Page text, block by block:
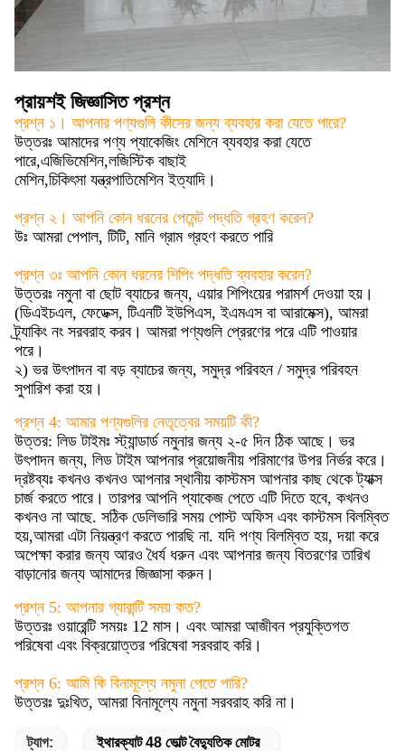
প্রায়শই জিজ্ঞাসিত প্রশ্ন
প্রশ্ন ১। আপনার পণ্যগুলি কীসের জন্য ব্যবহার করা যেতে পারে?
উত্তরঃ আমাদের পণ্য প্যাকেজিং মেশিনে ব্যবহার করা যেতে
পারে,এজিভিমেশিন,লজিস্টিক বাছাই
মেশিন,চিকিৎসা যন্ত্রপাতিমেশিন ইত্যাদি।
প্রশ্ন ২। আপনি কোন ধরনের পেমেন্ট পদ্ধতি গ্রহণ করেন?
উঃ আমরা পেপাল, টিটি, মানি গ্রাম গ্রহণ করতে পারি
প্রশ্ন ৩ঃ আপনি কোন ধরনের শিপিং পদ্ধতি ব্যবহার করেন?
উত্তরঃ নমুনা বা ছোট ব্যাচের জন্য, এয়ার শিপিংয়ের পরামর্শ দেওয়া হয়।
(ডিএইচএল, ফেডেক্স, টিএনটি ইউপিএস, ইএমএস বা আরামেক্স), আমরা
ট্র্যাকিং নং সরবরাহ করব। আমরা পণ্যগুলি প্রেরণের পরে এটি পাওয়ার
পরে।
২) ভর উৎপাদন বা বড় ব্যাচের জন্য, সমুদ্র পরিবহন / সমুদ্র পরিবহন
সুপারিশ করা হয়।
প্রশ্ন 4: আমার পণ্যগুলির নেতৃত্বের সময়টি কী?
উত্তর: লিড টাইমঃ স্ট্যান্ডার্ড নমুনার জন্য ২-৫ দিন ঠিক আছে। ভর
উৎপাদন জন্য, লিড টাইম আপনার প্রয়োজনীয় পরিমাণের উপর নির্ভর করে।
দ্রষ্টব্যঃ কখনও কখনও আপনার স্থানীয় কাস্টমস আপনার কাছ থেকে ট্যাক্স
চার্জ করতে পারে। তারপর আপনি প্যাকেজ পেতে এটি দিতে হবে, কখনও
কখনও না আছে. সঠিক ডেলিভারি সময় পোস্ট অফিস এবং কাস্টমস বিলম্বিত
হয়,আমরা এটা নিয়ন্ত্রণ করতে পারছি না. যদি পণ্য বিলম্বিত হয়, দয়া করে
অপেক্ষা করার জন্য আরও ধৈর্য ধরুন এবং আপনার জন্য বিতরণের তারিখ
বাড়ানোর জন্য আমাদের জিজ্ঞাসা করুন।
প্রশ্ন 5: আপনার গ্যারান্টি সময় কত?
উত্তরঃ ওয়ারেন্টি সময়ঃ 12 মাস। এবং আমরা আজীবন প্রযুক্তিগত
পরিষেবা এবং বিক্রয়োত্তর পরিষেবা সরবরাহ করি।
প্রশ্ন 6: আমি কি বিনামূল্যে নমুনা পেতে পারি?
উত্তরঃ দুঃখিত, আমরা বিনামূল্যে নমুনা সরবরাহ করি না।
ট্যাগ: ইথারক্যাট 48 ভোল্ট বৈদ্যুতিক মোটর